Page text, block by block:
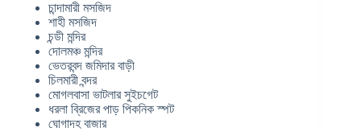
চান্দামারী মসজিদ
শাহী মসজিদ
চন্ডী মন্দির
দোলমঞ্চ মন্দির
ভেতরবন্দ জমিদার বাড়ী
চিলমারী বন্দর
মোগলবাসা ভাটলার সুইচগেট
ধরলা ব্রিজের পাড় পিকনিক স্পট
ঘোগাদহ বাজার